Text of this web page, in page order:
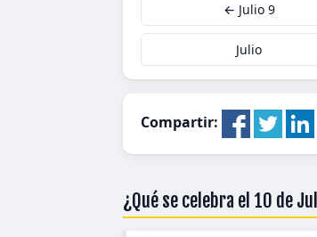
← Julio 9
Julio
Compartir:
¿Qué se celebra el 10 de